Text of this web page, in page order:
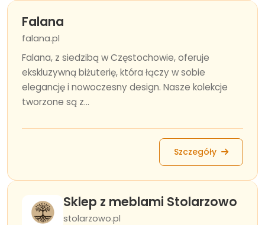
Falana
falana.pl
Falana, z siedzibą w Częstochowie, oferuje
ekskluzywną biżuterię, która łączy w sobie
elegancję i nowoczesny design. Nasze kolekcje
tworzone są z...
Szczegóły
Sklep z meblami Stolarzowo
stolarzowo.pl